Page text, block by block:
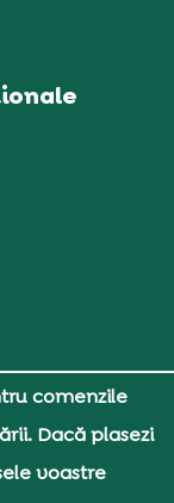
comenzile
Dacă plasezi
voastre